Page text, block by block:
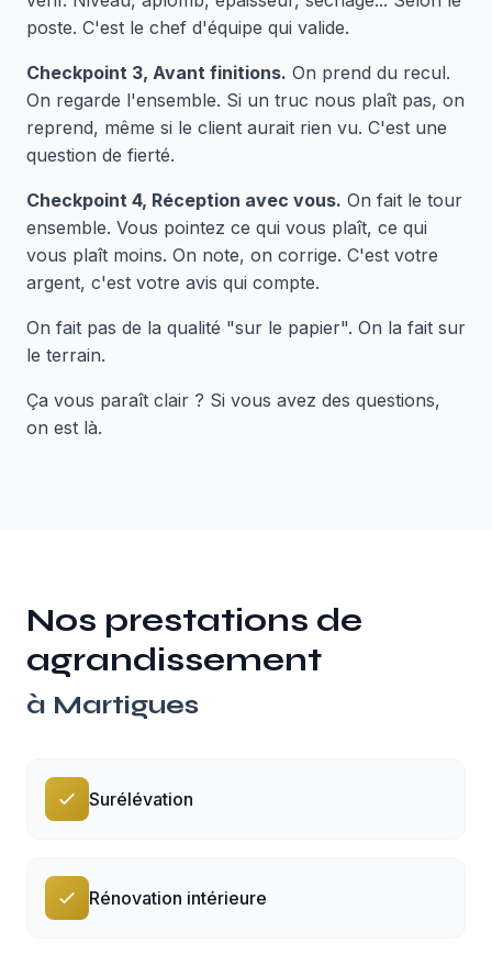
poste. C'est le chef d'équipe qui valide.
Checkpoint 3, Avant finitions. On prend du recul.
On regarde l'ensemble. Si un truc nous plaît pas, on
reprend, même si le client aurait rien vu. C'est une
question de fierté.
Checkpoint 4, Réception avec vous. On fait le tour
ensemble. Vous pointez ce qui vous plaît, ce qui
vous plaît moins. On note, on corrige. C'est votre
argent, c'est votre avis qui compte.
On fait pas de la qualité "sur le papier". On la fait sur
le terrain.
Ça vous paraît clair ? Si vous avez des questions,
on est là.
Nos prestations de
agrandissement
à Martigues
Surélévation
Rénovation intérieure